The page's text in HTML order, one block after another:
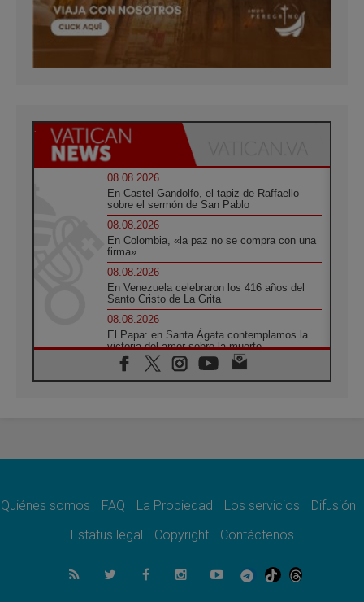
08.08.2026
En Castel Gandolfo, el tapiz de Raffaello
sobre el sermón de San Pablo
08.08.2026
En Colombia, «la paz no se compra con una
firma»
08.08.2026
En Venezuela celebraron los 416 años del
Santo Cristo de La Grita
08.08.2026
El Papa: en Santa Ágata contemplamos la
victoria del amor sobre la muerte
08.08.2026
León XIV visitará el Santuario de la Madre
07.08.2026
07.08.2026
el compromiso del cristiano"
La matanza de niños en Gaza no cesa: 300
muertos en 300 días
Quiénes somos FAQ La Propiedad Los servicios
Difusión
Estatus legal
Copyright Contáctenos